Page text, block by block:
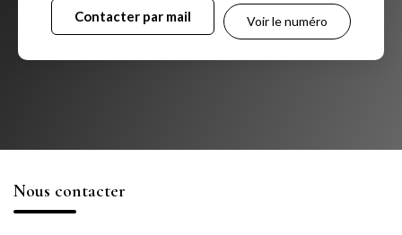
Contacter par mail Voir le numéro
Nous contacter